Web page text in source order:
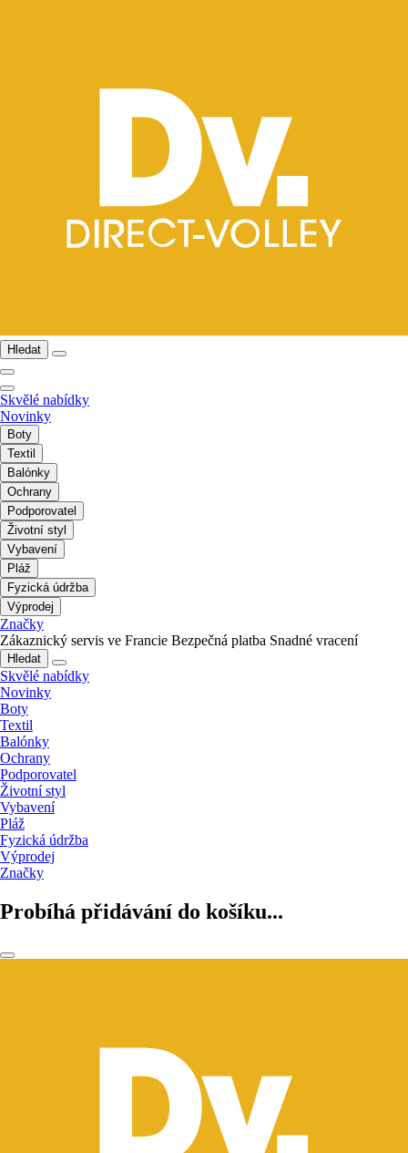
Hledat
Skvělé nabídky
Novinky
Boty
Textil
Balónky
Ochrany
Podporovatel
Životní styl
Vybavení
Pláž
Fyzická údržba
Výprodej
Značky
Zákaznický servis ve Francie Bezpečná platba Snadné vracení
Hledat
Skvělé nabídky
Novinky
Boty
Textil
Balónky
Ochrany
Podporovatel
Životní styl
Vybavení
Pláž
Fyzická údržba
Výprodej
Značky
Probíhá přidávání do košíku...